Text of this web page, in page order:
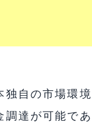
独自の市場環
調達が可能で